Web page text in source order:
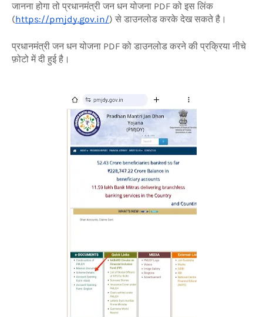
जानना होगा तो प्रधानमंत्री जन धन योजना PDF को इस लिंक
(https://pmjdy.gov.in/) से डाउनलोड करके देख सकते है।
प्रधानमंत्री जन धन योजना PDF को डाउनलोड करने की प्रक्रिया नीचे
फ़ोटो में दी हुई है।